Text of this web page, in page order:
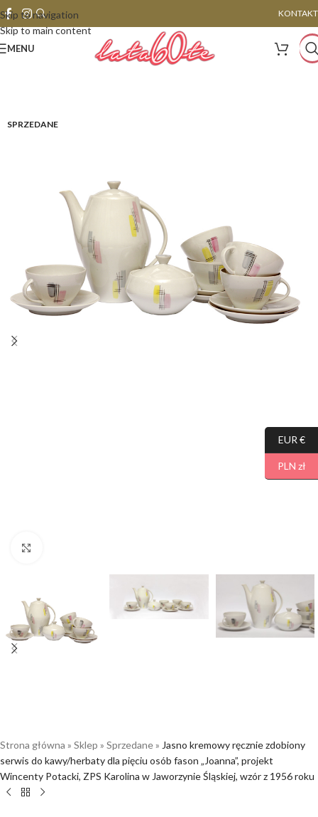
Skip to navigation
Skip to main content
KONTAKT
MENU
SPRZEDANE
Strona główna » Sklep » Sprzedane» Jasno kremowy ręcznie zdobiony
serwis do kawy/herbaty dla pięciu osób fason „Joanna”, projekt
Wincenty Potacki, ZPS Karolina w Jaworzynie Śląskiej, wzór z 1956 roku
EUR €
PLN zł